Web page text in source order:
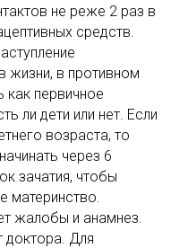
не реже 2 раз в
средств.
жизни, в противном
как первичное
ли дети или нет. Если
возраста, то
через 6
зачатия, чтобы
материнство.
жалобы и анамнез.
доктора. Для